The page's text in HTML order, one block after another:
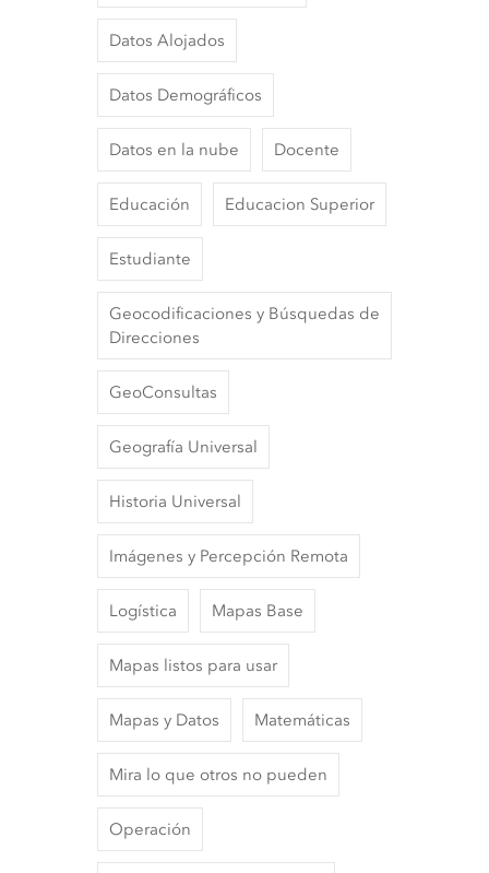
Datos Alojados
Datos Demográficos
Datos en la nube Docente
Educación Educacion Superior
Estudiante
Geocodificaciones y Búsquedas de
Direcciones
GeoConsultas
Geografía Universal
Historia Universal
Imágenes y Percepción Remota
Logística Mapas Base
Mapas listos para usar
Mapas y Datos Matemáticas
Mira lo que otros no pueden
Operación